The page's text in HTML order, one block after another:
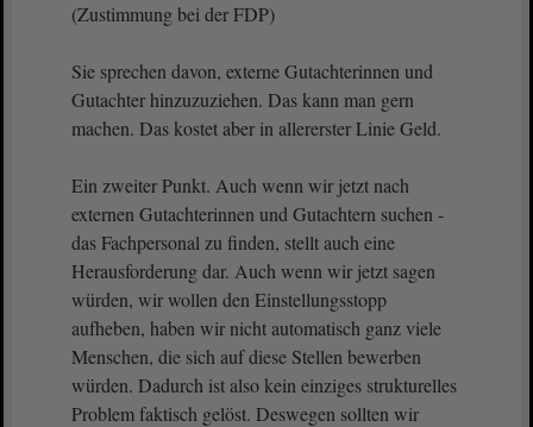
(Zustimmung bei der FDP)
Sie sprechen davon, externe Gutachterinnen und
Gutachter hinzuzuziehen. Das kann man gern
machen. Das kostet aber in allererster Linie Geld.
Ein zweiter Punkt. Auch wenn wir jetzt nach
externen Gutachterinnen und Gutachtern suchen -
das Fachpersonal zu finden, stellt auch eine
Herausforderung dar. Auch wenn wir jetzt sagen
würden, wir wollen den Einstellungsstopp
aufheben, haben wir nicht automatisch ganz viele
Menschen, die sich auf diese Stellen bewerben
würden. Dadurch ist also kein einziges strukturelles
Problem faktisch gelöst. Deswegen sollten wir